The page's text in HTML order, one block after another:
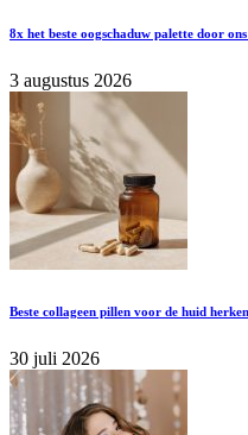
8x het beste oogschaduw palette door
3 augustus 2026
Beste collageen pillen voor de huid
30 juli 2026